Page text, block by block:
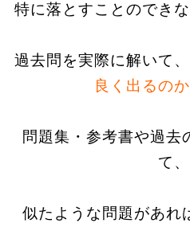
特に落とすことのでき
過去問を実際に解いて、
良く出るのか
問題集・参考書や過去
て、
似たような問題があれ